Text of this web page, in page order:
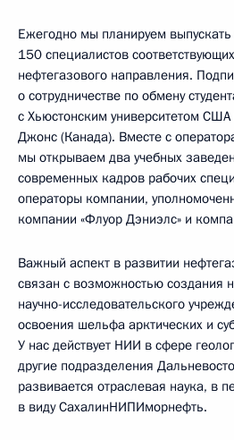
Ежегодно мы планируем
150 специалистов
нефтегазового направления.
о сотрудничестве по обмену
с Хьюстонским университетом США
Джонс (Канада). Вместе с
мы открываем два учебных
современных кадров рабочих
операторы компании,
компании «Флуор Дэниэлс» и
Важный аспект в развитии
связан с возможностью создания
научно-исследовательского
освоения шельфа арктических и
У нас действует НИИ в сфере
другие подразделения
развивается отраслевая наука, в
в виду СахалинНИПИморнефть.